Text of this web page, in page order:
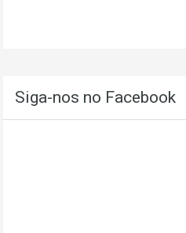
Siga-nos no Facebook